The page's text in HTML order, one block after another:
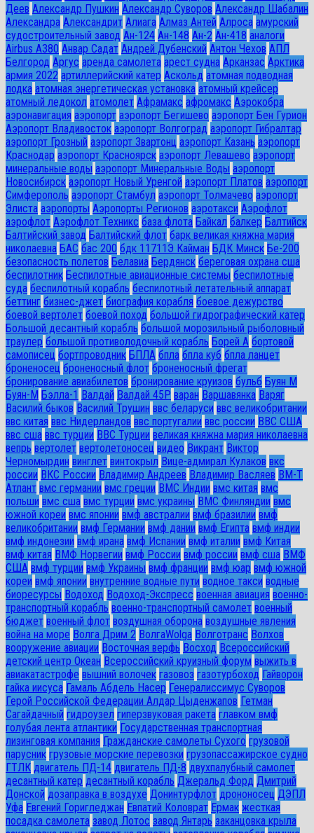
Деев Александр Пушкин Александр Суворов Александр Шабалин
Александра Александрит Алиага Алмаз Антей Алроса амурский
судостроительный завод Ан-124 Ан-148 Ан-2 Ан-418 аналоги
Airbus A380 Анвар Садат Андрей Дубенский Антон Чехов АПЛ
Белгород Аргус аренда самолета арест судна Арканзас Арктика
армия 2022 артиллерийский катер Аскольд атомная подводная
лодка атомная энергетическая установка атомный крейсер
атомный ледокол атомолет Афрамакс афромакс Аэрокобра
аэронавигация аэропорт аэропорт Бегишево аэропорт Бен Гурион
Аэропорт Владивосток аэропорт Волгоград аэропорт Гибралтар
аэропорт Грозный аэропорт Звартонц аэропорт Казань аэропорт
Краснодар аэропорт Красноярск аэропорт Левашево аэропорт
минеральные воды аэропорт Минеральные Воды аэропорт
Новосибирск аэропорт Новый Уренгой аэропорт Платов аэропорт
Симферополь аэропорт Стамбул аэропорт Толмачево аэропорт
Элиста аэропорты Аэропорты Регионов аэротакси Аэрофлот
аэрофлот Аэрофлот Техникс база флота Байкал балкер Балтийск
Балтийский завод Балтийский флот барк великая княжна мария
николаевна БАС бас 200 бдк 11711Э Кайман БДК Минск Бе-200
безопасность полетов Белавиа Бердянск береговая охрана сша
беспилотник Беспилотные авиационные системы беспилотные
суда беспилотный корабль беспилотный летательный аппарат
беттинг бизнес-джет биография корабля боевое дежурство
боевой вертолет боевой поход большой гидрографический катер
Большой десантный корабль большой морозильный рыболовный
траулер большой противолодочный корабль Борей А бортовой
самописец бортпроводник БПЛА бпла бпла куб бпла ланцет
броненосец броненосный флот броненосный фрегат
бронирование авиабилетов бронирование круизов бульб Буян М
Буян-М Бэлла-1 Валдай Валдай 45Р варан Варшавянка Варяг
Василий быков Василий Трушин ввс беларуси ввс великобритании
ввс китая ввс Нидерландов ввс португалии ввс россии ВВС США
ввс сша ввс турции ВВС Турции великая княжна мария николаевна
вепрь вертолет вертолетоносец видео Викрант Виктор
Черномырдин винглет винтокрыл Вице-адмирал Кулаков вкс
россии ВКС России Владимир Андреев Владимир Васляев ВМ-Т
Атлант вмс германии вмс греции ВМС Индии вмс китая вмс
польши вмс сша вмс турции вмс украины ВМС Финляндии вмс
южной кореи вмс японии вмф австралии вмф бразилии вмф
великобритании вмф Германии вмф дании вмф Египта вмф индии
вмф индонезии вмф ирана вмф Испании вмф италии вмф Китая
вмф китая ВМФ Норвегии вмф России вмф россии вмф сша ВМФ
США вмф турции вмф Украины вмф франции вмф юар вмф южной
кореи вмф японии внутренние водные пути водное такси водные
биоресурсы Водоход Водоход-Экспресс военная авиация военно-
транспортный корабль военно-транспортный самолет военный
бюджет военный флот воздушная оборона воздушные явления
война на море Волга Дрим 2 ВолгаWolga Волготранс Волхов
вооружение авиации Восточная верфь Восход Всероссийский
детский центр Океан Всероссийский круизный форум выжить в
авиакатастрофе вышний волочек газовоз газотурбоход Гайворон
гайка иисуса Гамаль Абдель Насер Генералиссимус Суворов
Герой Российской Федерации Алдар Цыденжапов Гетман
Сагайдачный гидроузел гиперзвуковая ракета главком вмф
голубая лента атлантики Государственная транспортная
лизинговая компания Гражданские самолеты Сухого грузовой
парусник грузовые морские перевозки грузопассажирское судно
ГТЛК двигатель ПД-14 двигатель ПД-8 двухпалубный самолет
десантный катер десантный корабль Джеральд Форд Дмитрий
Донской дозаправка в воздухе Донинтурфлот дрононосец ДЭПЛ
Уфа Евгений Горигледжан Евпатий Коловрат Ермак жесткая
посадка самолета завод Лотос завод Янтарь заканцовка крыла